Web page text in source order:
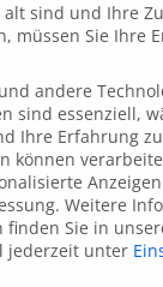
alt sind und Ihre
müssen Sie Ihre
andere
sind essenziell,
Ihre Erfahrung
können
Weitere
finden Sie in
jederzeit unter